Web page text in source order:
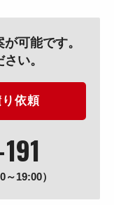
可能です。
い。
依頼
191
19:00）